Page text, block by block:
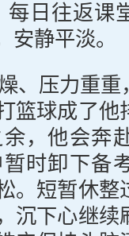
每日往返课
静平淡。
、压力重
篮球成了他
，他会奔
时卸下备
。短暂休整
沉下心继续